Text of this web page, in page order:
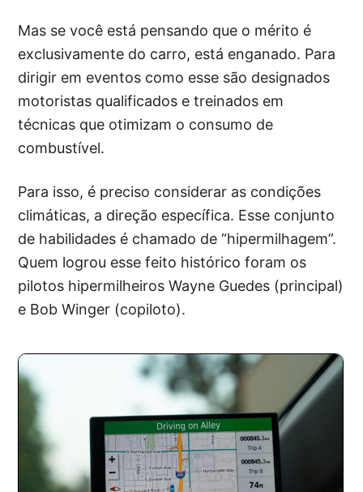
Mas se você está pensando que o mérito é
exclusivamente do carro, está enganado. Para
dirigir em eventos como esse são designados
motoristas qualificados e treinados em
técnicas que otimizam o consumo de
combustível.
Para isso, é preciso considerar as condições
climáticas, a direção específica. Esse conjunto
de habilidades é chamado de “hipermilhagem”.
Quem logrou esse feito histórico foram os
pilotos hipermilheiros Wayne Guedes (principal)
e Bob Winger (copiloto).